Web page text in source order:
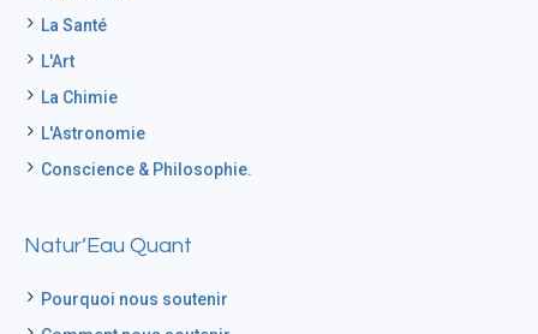
La Santé
L'Art
La Chimie
L'Astronomie
Conscience & Philosophie.
Natur’Eau Quant
Pourquoi nous soutenir